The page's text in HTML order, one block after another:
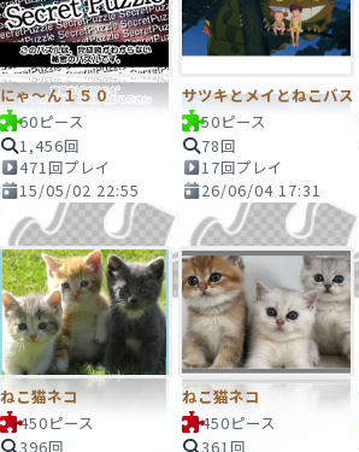
にゃ～ん１５０
60ピース
1,456回
471回プレイ
15/05/02 22:55
サツキとメイとねこバス
50ピース
78回
17回プレイ
26/06/04 17:31
ねこ猫ネコ
450ピース
396回
ねこ猫ネコ
450ピース
361回